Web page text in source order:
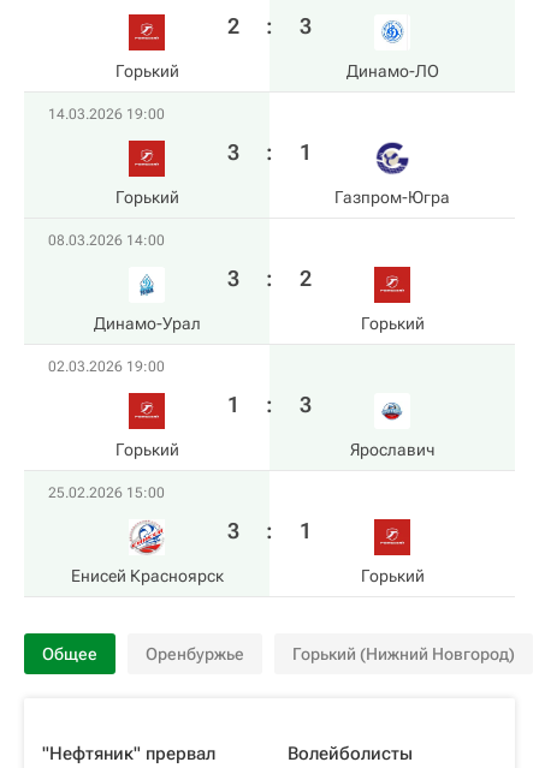
Горький
2 : 3
Динамо-ЛО
14.03.2026 19:00
Горький
3 : 1
Газпром-Югра
08.03.2026 14:00
Динамо-Урал
3 : 2
Горький
02.03.2026 19:00
Горький
1 : 3
Ярославич
25.02.2026 15:00
Енисей Красноярск
3 : 1
Горький
Общее Оренбуржье Горький (Нижний Новгород)
"Нефтяник" прервал
Волейболисты